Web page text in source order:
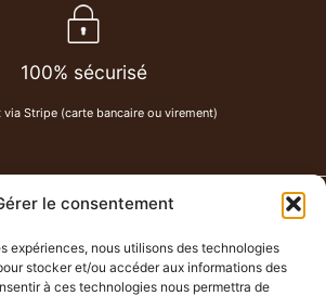
le consentement
expériences, nous utilisons des technologies
stocker et/ou accéder aux informations des
à ces technologies nous permettra de
100% sécurisé
via Stripe (carte bancaire ou virement)
Lahitte à Serres-Castet
07 80 62 58 86